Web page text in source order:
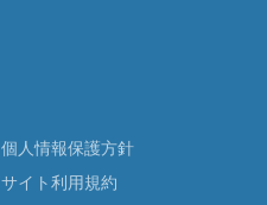
個人情報保護方針
サイト利用規約